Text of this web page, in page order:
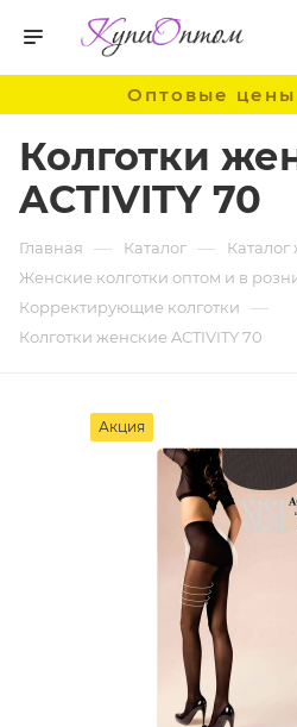
Оптовые цены
Колготки
ACTIVITY 70
Главная — Каталог —
Женские колготки оптом и в
Корректирующие колготки —
Колготки женские ACTIVITY 70
Акция